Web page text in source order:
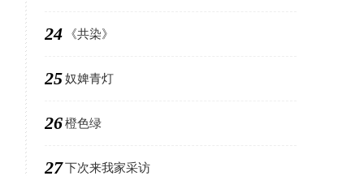
24 《共染》
25奴婢青灯
26橙色绿
27下次来我家采访